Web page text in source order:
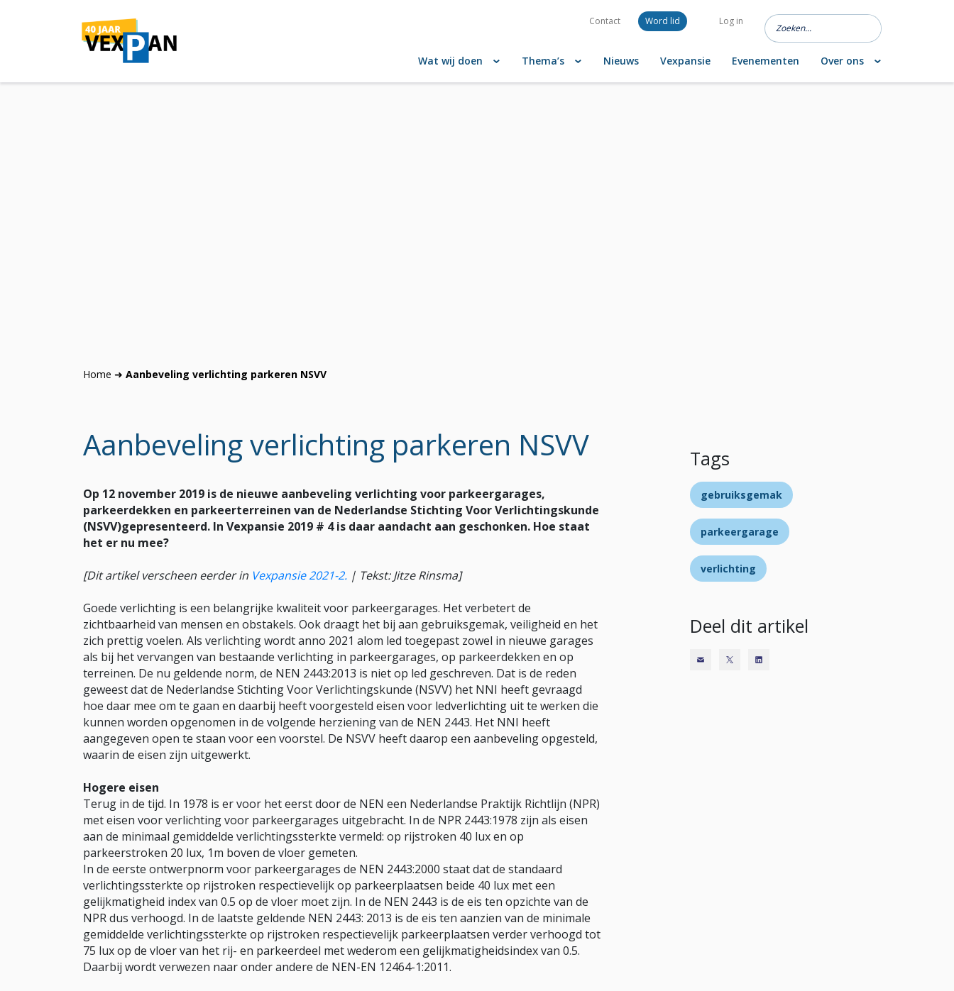
Contact Word lid Log in
Wat wij doen Thema’s Nieuws Vexpansie Evenementen Over ons
Home ➜ Aanbeveling verlichting parkeren NSVV
Aanbeveling verlichting parkeren NSVV
Op 12 november 2019 is de nieuwe aanbeveling verlichting voor parkeergarages,
parkeerdekken en parkeerterreinen van de Nederlandse Stichting Voor Verlichtingskunde
(NSVV)gepresenteerd. In Vexpansie 2019 # 4 is daar aandacht aan geschonken. Hoe staat
het er nu mee?
[Dit artikel verscheen eerder in Vexpansie 2021-2. | Tekst: Jitze Rinsma]
Goede verlichting is een belangrijke kwaliteit voor parkeergarages. Het verbetert de
zichtbaarheid van mensen en obstakels. Ook draagt het bij aan gebruiksgemak, veiligheid en het
zich prettig voelen. Als verlichting wordt anno 2021 alom led toegepast zowel in nieuwe garages
als bij het vervangen van bestaande verlichting in parkeergarages, op parkeerdekken en op
terreinen. De nu geldende norm, de NEN 2443:2013 is niet op led geschreven. Dat is de reden
geweest dat de Nederlandse Stichting Voor Verlichtingskunde (NSVV) het NNI heeft gevraagd
hoe daar mee om te gaan en daarbij heeft voorgesteld eisen voor ledverlichting uit te werken die
kunnen worden opgenomen in de volgende herziening van de NEN 2443. Het NNI heeft
aangegeven open te staan voor een voorstel. De NSVV heeft daarop een aanbeveling opgesteld,
waarin de eisen zijn uitgewerkt.
Hogere eisen
Terug in de tijd. In 1978 is er voor het eerst door de NEN een Nederlandse Praktijk Richtlijn (NPR)
met eisen voor verlichting voor parkeergarages uitgebracht. In de NPR 2443:1978 zijn als eisen
aan de minimaal gemiddelde verlichtingssterkte vermeld: op rijstroken 40 lux en op
parkeerstroken 20 lux, 1m boven de vloer gemeten.
In de eerste ontwerpnorm voor parkeergarages de NEN 2443:2000 staat dat de standaard
verlichtingssterkte op rijstroken respectievelijk op parkeerplaatsen beide 40 lux met een
gelijkmatigheid index van 0.5 op de vloer moet zijn. In de NEN 2443 is de eis ten opzichte van de
NPR dus verhoogd. In de laatste geldende NEN 2443: 2013 is de eis ten aanzien van de minimale
gemiddelde verlichtingssterkte op rijstroken respectievelijk parkeerplaatsen verder verhoogd tot
75 lux op de vloer van het rij- en parkeerdeel met wederom een gelijkmatigheidsindex van 0.5.
Daarbij wordt verwezen naar onder andere de NEN-EN 12464-1:2011.
Tags
gebruiksgemak
parkeergarage
verlichting
Deel dit artikel